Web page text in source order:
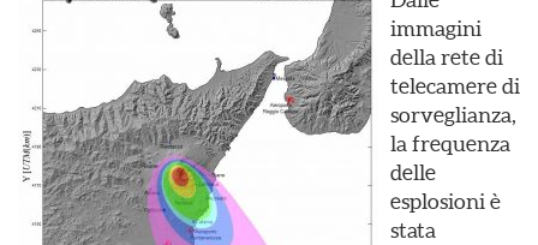
immagini
della rete di
telecamere di
sorveglianza,
la frequenza
delle
esplosioni è
stata